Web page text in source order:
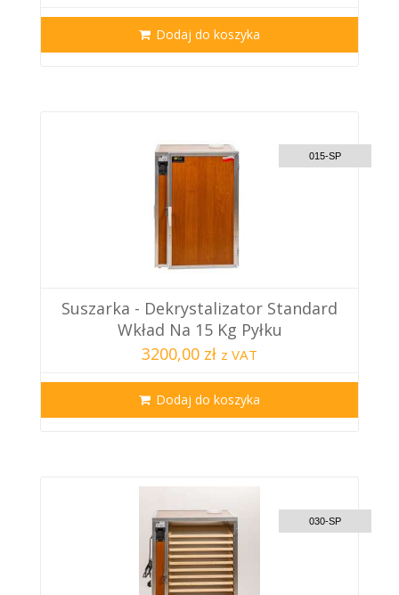
Dodaj do koszyka
015-SP
Suszarka - Dekrystalizator Standard
Wkład Na 15 Kg Pyłku
3200,00 zł z VAT
Dodaj do koszyka
030-SP